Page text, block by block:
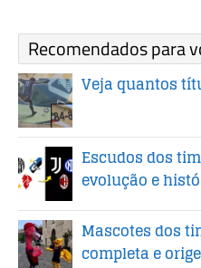
Recomendados para
Veja quantos
Escudos dos
evolução e
Mascotes dos
completa e